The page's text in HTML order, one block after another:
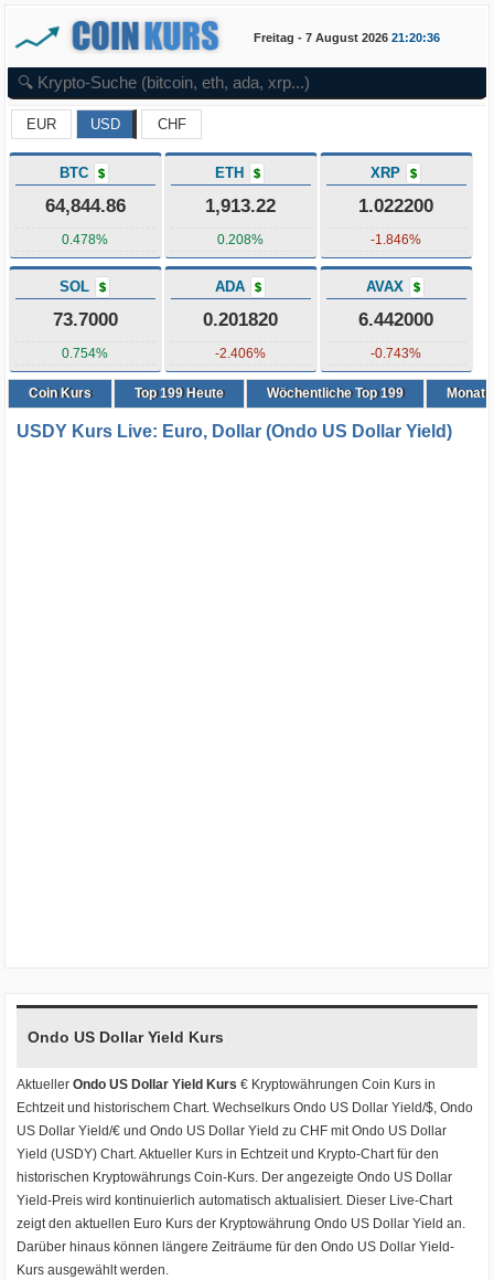
Freitag - 7 August 2026 21:20:36
EUR USD CHF
BTC $
64,844.86
0.478%
ETH $
1,913.22
0.208%
XRP $
1.022200
-1.846%
SOL $
73.7000
0.754%
ADA $
0.201820
-2.406%
AVAX $
6.442000
-0.743%
Coin Kurs Top199Heute Wöchentliche Top 199
USDY Kurs Live: Euro, Dollar (Ondo US Dollar Yield)
Ondo US Dollar Yield Kurs
Aktueller Ondo US Dollar Yield Kurs € Kryptowährungen Coin Kurs in
Echtzeit und historischem Chart. Wechselkurs Ondo US Dollar Yield/$, Ondo
US Dollar Yield/€ und Ondo US Dollar Yield zu CHF mitOndo US Dollar
Yield (USDY) Chart. Aktueller Kurs in Echtzeit und Krypto-Chart für den
historischen Kryptowährungs Coin-Kurs. Der angezeigte Ondo US Dollar
Yield-Preis wird kontinuierlich automatisch aktualisiert. Dieser Live-Chart
zeigt den aktuellen Euro Kurs der Kryptowährung Ondo US Dollar Yield an.
Darüber hinaus können längere Zeiträume für den Ondo US Dollar Yield-
Kurs ausgewählt werden.